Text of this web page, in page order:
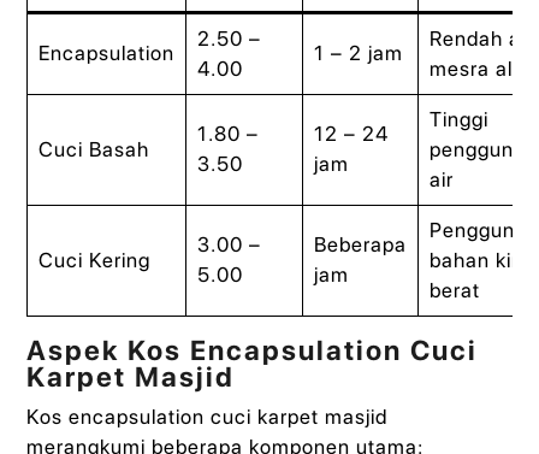
Encapsulation
2.50 –
4.00
1 – 2 jam
Rendah air,
mesra
Cuci Basah
1.80 –
3.50
12 – 24
jam
Tinggi
air
Cuci Kering
3.00 –
5.00
Beberapa
jam
bahan
berat
Aspek Kos Encapsulation Cuci
Karpet Masjid
Kos encapsulation cuci karpet masjid
merangkumi beberapa komponen utama: